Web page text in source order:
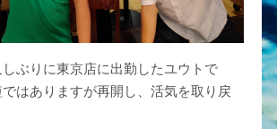
ぶりに東京店に出勤したユウトで
はありますが再開し、活気を取り戻